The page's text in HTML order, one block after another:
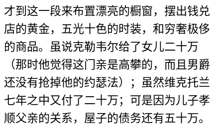
才到这一段来布置漂亮的橱窗，摆出钱兑
店的黄金，五光十色的时装，和穷奢极侈
的商品。虽说克勒韦尔给了女儿二十万
（那时他觉得这门亲是高攀的，而且男爵
还没有抢掉他的约瑟法）；虽然维克托兰
七年之中又付了二十万；可是因为儿子孝
顺父亲的关系，屋子的债务还有五十万。